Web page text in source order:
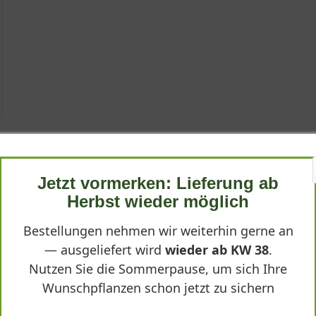
cultorum 'Gelbe Perle', ist eine bezaubernde Staude, die
dem Mittelmeerraum und bevorzugt daher warme, trockene
etwa 15 Zentimetern eignet sie sich hervorragend für
und bildet dichte, polsterartige Matten. Die dunkelgrünen,
das Sonnenröschen zu einem attraktiven Strukturgeber im
cultorum 'Gelbe Perle'"
Jetzt vormerken: Lieferung ab
Herbst wieder möglich
Bestellungen nehmen wir weiterhin gerne an
— ausgeliefert wird wieder ab KW 38.
Nutzen Sie die Sommerpause, um sich Ihre
Wunschpflanzen schon jetzt zu sichern